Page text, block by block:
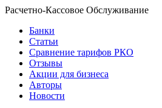
Расчетно-Кассовое Обслуживание
Банки
Статьи
Сравнение тарифов РКО
Отзывы
Акции для бизнеса
Авторы
Новости